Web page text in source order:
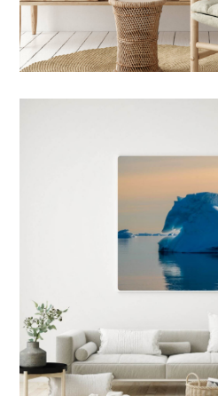
7 FORMATS